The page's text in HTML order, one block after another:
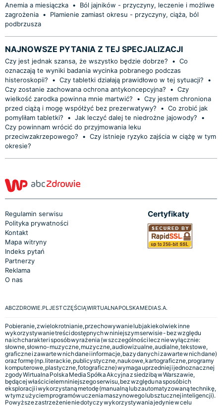
Anemia a miesiączka •
Ból jajników - przyczyny, leczenie i możliwe
zagrożenia •
Plamienie zamiast okresu - przyczyny, ciąża, ból
podbrzusza
NAJNOWSZE PYTANIA Z TEJ SPECJALIZACJI
Czy jest jednak szansa, że wszystko będzie dobrze? • Co
oznaczają te wyniki badania wycinka pobranego podczas
histeroskopii?
• Czy tabletki działają prawidłowo w tej sytuacji?
•
Czy zostanie zachowana ochrona antykoncepcyjna?
• Czy
wielkość zarodka powinna mnie martwić?
• Czy jestem chroniona
przed ciążą i mogę współżyć bez prezerwatywy?
• Co zrobić jak
pomyliłam tabletki?
• Jak leczyć dalej te niedrożne jajowody?
•
Czy powinnam wrócić do przyjmowania leku
przeciwzakrzepowego?
• Czy istnieje ryzyko zajścia w ciążę w tym
okresie?
Regulamin serwisu
Polityka prywatności
Kontakt
Mapa witryny
Indeks pytań
Partnerzy
Reklama
O nas
Certyfikaty
ABCZDROWIE.PL JEST CZĘŚCIĄ WIRTUALNA POLSKA MEDIA S.A.
Pobieranie, zwielokrotnianie, przechowywanie lub jakiekolwiek inne
wykorzystywanie treści dostępnych w niniejszym serwisie - bez względu
na ich charakter i sposób wyrażenia (w szczególności lecz nie wyłącznie:
słowne, słowno-muzyczne, muzyczne, audiowizualne, audialne, tekstowe,
graficzne i zawarte w nich dane i informacje, bazy danych i zawarte w nich dane)
oraz formę (np. literackie, publicystyczne, naukowe, kartograficzne, programy
komputerowe, plastyczne, fotograficzne) wymaga uprzedniej i jednoznacznej
zgody Wirtualna Polska Media Spółka Akcyjna z siedzibą w Warszawie,
będącej właścicielem niniejszego serwisu, bez względu na sposób ich
eksploracji i wykorzystaną metodę (manualną lub zautomatyzowaną technikę,
w tym z użyciem programów uczenia maszynowego lub sztucznej inteligencji).
Powyższe zastrzeżenie nie dotyczy wykorzystywania jedynie w celu